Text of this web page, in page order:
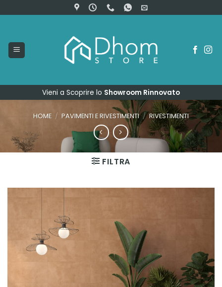
ai
Vieni a Scoprire lo Showroom Rinnovato
HOME / PAVIMENTI E RIVESTIMENTI / RIVESTIMENTI
FILTRA